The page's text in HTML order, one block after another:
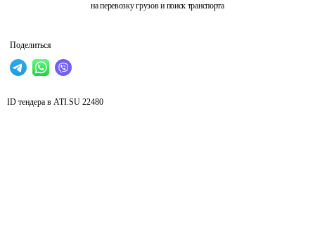
на перевозку грузов и поиск транспорта
Поделиться
ID тендера в ATI.SU 22480